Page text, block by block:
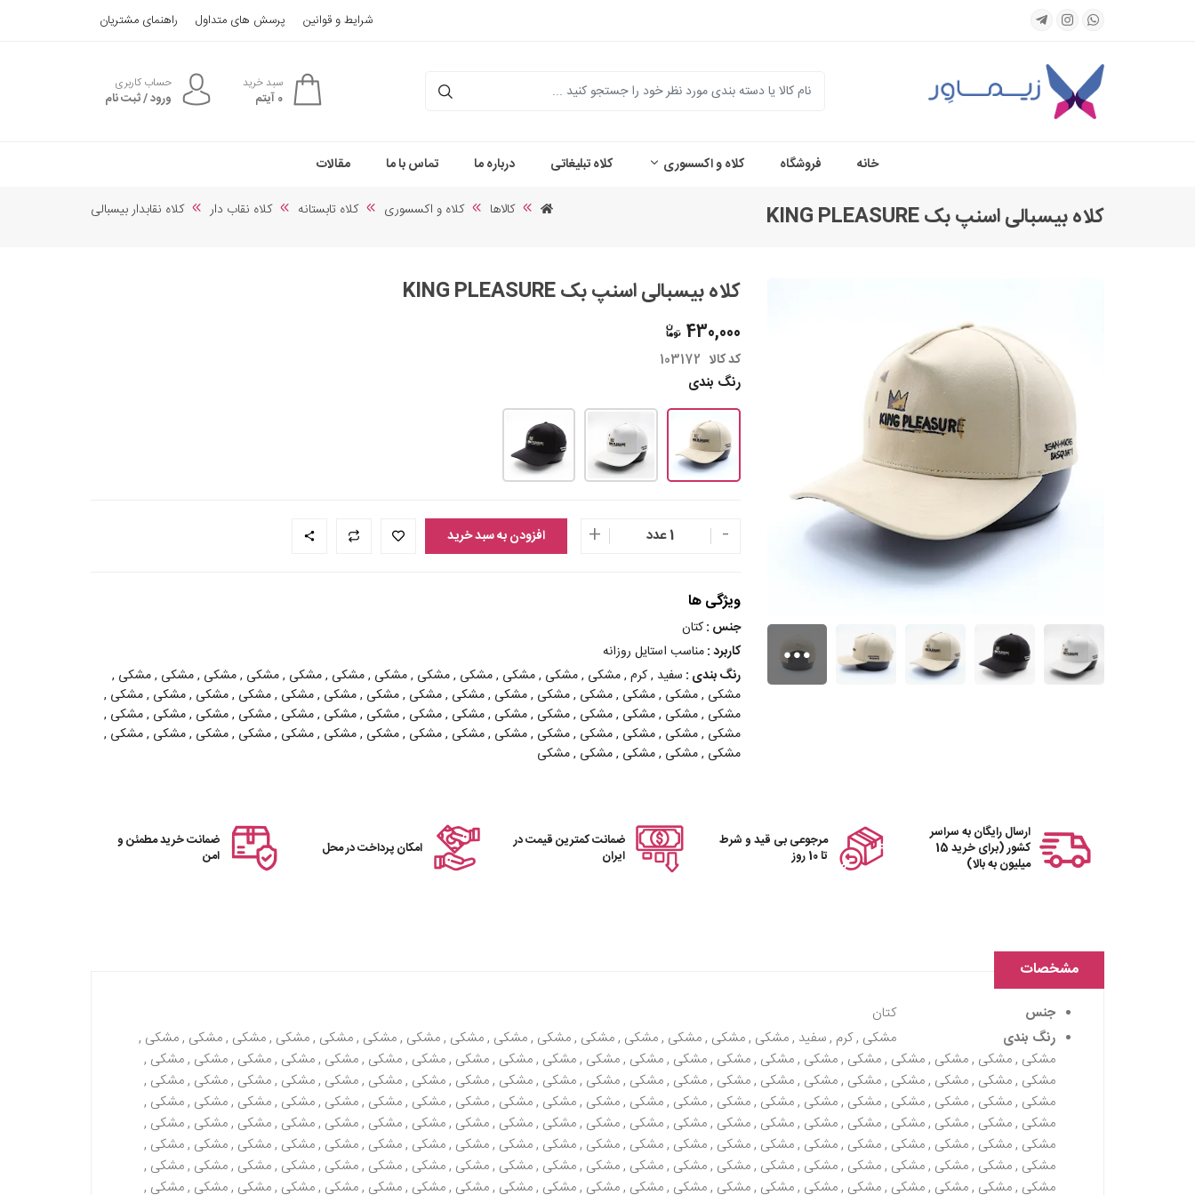
شرایط و قوانین پرسش های متداول راهنمای مشتریان
جستجو سبد خرید
0آیتم
حساب کاربری
ورود / ثبت نام
خانه فروشگاه کلاه و اکسسوری کلاه تبلیغاتی درباره ما تماس با ما مقالات
کلاه بیسبالی اسنپ بک KING PLEASURE کالاها کلاه و اکسسوری کلاه تابستانه کلاه نقاب دار کلاه نقابدار بیسبالی
کلاه بیسبالی اسنپ بک KING PLEASURE
430,000
کد کالا 103172
رنگ بندی
- 1 عدد + افزودن به سبد خرید
ویژگی ها
جنس :کتان
کاربرد :مناسب استایل روزانه
رنگ بندی : سفید , کرم , مشکی , مشکی , مشکی , مشکی , مشکی , مشکی , مشکی , مشکی , مشکی , مشکی , مشکی , مشکی ,
مشکی , مشکی , مشکی , مشکی , مشکی , مشکی , مشکی , مشکی , مشکی , مشکی , مشکی , مشکی , مشکی , مشکی , مشکی ,
مشکی , مشکی , مشکی , مشکی , مشکی , مشکی , مشکی , مشکی , مشکی , مشکی , مشکی , مشکی , مشکی , مشکی , مشکی ,
مشکی , مشکی , مشکی , مشکی , مشکی , مشکی , مشکی , مشکی , مشکی , مشکی , مشکی , مشکی , مشکی , مشکی , مشکی ,
مشکی , مشکی , مشکی , مشکی , مشکی
ارسال رایگان به سراسر
کشور (برای خرید 15
میلیون به بالا)
مرجوعی بی قید و شرط
تا 10 روز
ضمانت کمترین قیمت در
ایران
امکان پرداخت در محل
ضمانت خرید مطمئن و
امن
مشخصات
جنس
کتان
رنگ بندی
مشکی , کرم , سفید , مشکی , مشکی , مشکی , مشکی , مشکی , مشکی , مشکی , مشکی , مشکی , مشکی , مشکی , مشکی , مشکی , مشکی , مشکی ,
مشکی , مشکی , مشکی , مشکی , مشکی , مشکی , مشکی , مشکی , مشکی , مشکی , مشکی , مشکی , مشکی , مشکی , مشکی , مشکی , مشکی , مشکی , مشکی , مشکی , مشکی ,
مشکی , مشکی , مشکی , مشکی , مشکی , مشکی , مشکی , مشکی , مشکی , مشکی , مشکی , مشکی , مشکی , مشکی , مشکی , مشکی , مشکی , مشکی , مشکی , مشکی , مشکی ,
مشکی , مشکی , مشکی , مشکی , مشکی , مشکی , مشکی , مشکی , مشکی , مشکی , مشکی , مشکی , مشکی , مشکی , مشکی , مشکی , مشکی , مشکی , مشکی , مشکی , مشکی ,
مشکی , مشکی , مشکی , مشکی , مشکی , مشکی , مشکی , مشکی , مشکی , مشکی , مشکی , مشکی , مشکی , مشکی , مشکی , مشکی , مشکی , مشکی , مشکی , مشکی , مشکی ,
مشکی , مشکی , مشکی , مشکی , مشکی , مشکی , مشکی , مشکی , مشکی , مشکی , مشکی , مشکی , مشکی , مشکی , مشکی , مشکی , مشکی , مشکی , مشکی , مشکی , مشکی ,
مشکی , مشکی , مشکی , مشکی , مشکی , مشکی , مشکی , مشکی , مشکی , مشکی , مشکی , مشکی , مشکی , مشکی , مشکی , مشکی , مشکی , مشکی , مشکی , مشکی , مشکی ,
مشکی , مشکی , مشکی , مشکی , مشکی , مشکی , مشکی , مشکی , مشکی , مشکی , مشکی , مشکی , مشکی , مشکی , مشکی , مشکی , مشکی , مشکی , مشکی , مشکی , مشکی ,